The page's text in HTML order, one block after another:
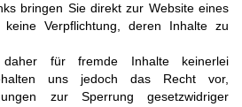
bringen Sie direkt zur Website eines
Verpflichtung, deren Inhalte zu
für fremde Inhalte keinerlei
uns jedoch das Recht vor,
zur Sperrung gesetzwidriger